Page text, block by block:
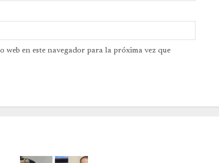
en este navegador para la próxima vez que